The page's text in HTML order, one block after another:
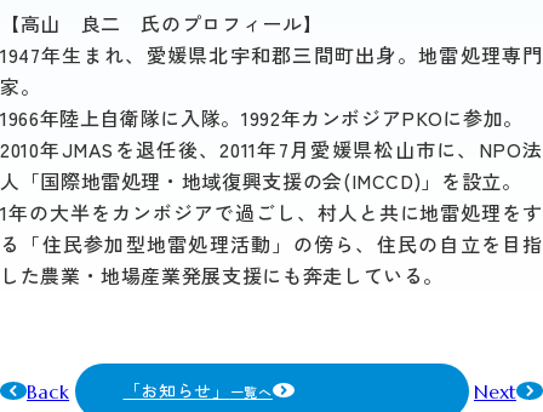
【高山 良二 氏のプロフィール】
1947年生まれ、愛媛県北宇和郡三間町出身。地雷処理専門
家。
1966年陸上自衛隊に入隊。1992年カンボジアPKOに参加。
2010年JMASを退任後、2011年7月愛媛県松山市に、NPO法
人「国際地雷処理・地域復興支援の会(IMCCD)」を設立。
1年の大半をカンボジアで過ごし、村人と共に地雷処理をす
る「住民参加型地雷処理活動」の傍ら、住民の自立を目指
した農業・地場産業発展支援にも奔走している。
Back 「お知らせ」 一覧へ Next